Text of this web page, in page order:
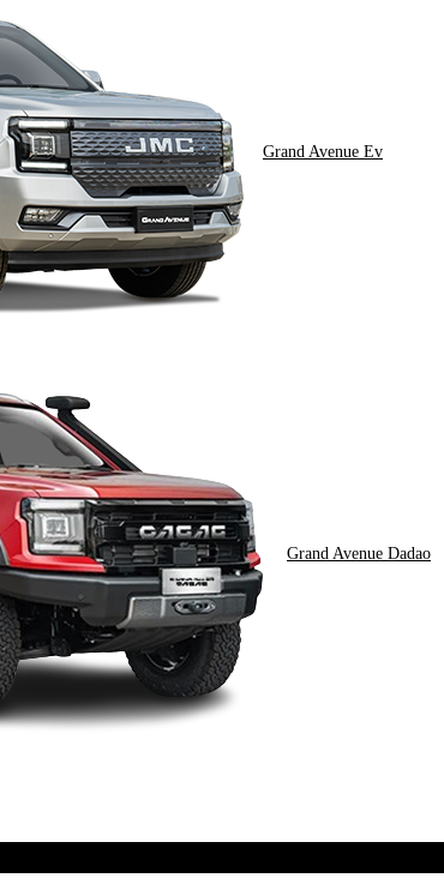
Grand Avenue Ev
Grand Avenue Dadao